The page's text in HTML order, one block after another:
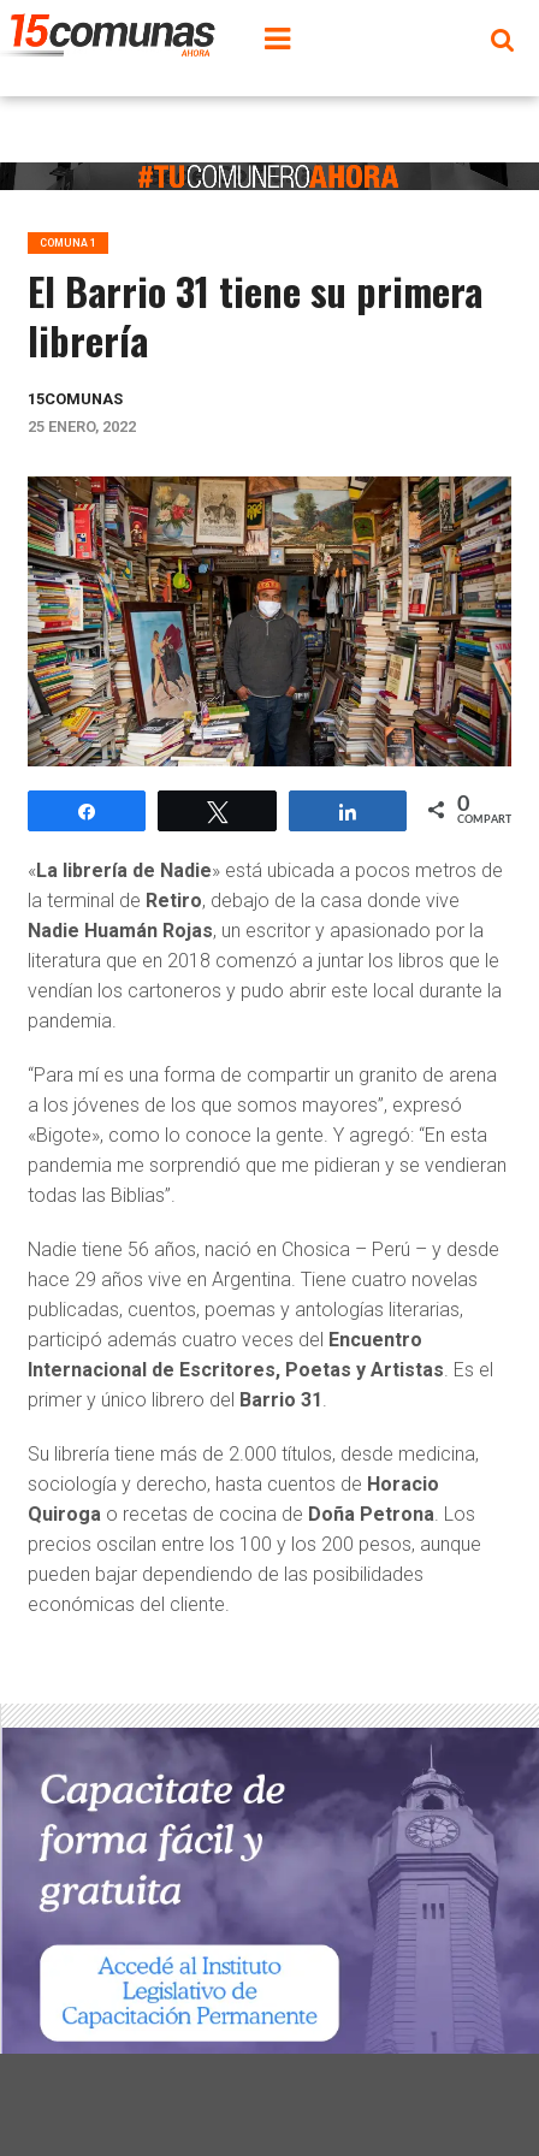
COMUNA 1
El Barrio 31 tiene su primera
librería
15COMUNAS
25 ENERO, 2022
Compartir 0
COMPARTIR
«La librería de Nadie» está ubicada a pocos metros de
la terminal de Retiro, debajo de la casa donde vive
Nadie Huamán Rojas, un escritor y apasionado por la
literatura que en 2018 comenzó a juntar los libros que le
vendían los cartoneros y pudo abrir este local durante la
pandemia.
“Para mí es una forma de compartir un granito de arena
a los jóvenes de los que somos mayores”, expresó
«Bigote», como lo conoce la gente. Y agregó: “En esta
pandemia me sorprendió que me pidieran y se vendieran
todas las Biblias”.
Nadie tiene 56 años, nació en Chosica – Perú – y desde
hace 29 años vive en Argentina. Tiene cuatro novelas
publicadas, cuentos, poemas y antologías literarias,
participó además cuatro veces del Encuentro
Internacional de Escritores, Poetas y Artistas. Es el
primer y único librero del Barrio 31.
Su librería tiene más de 2.000 títulos, desde medicina,
sociología y derecho, hasta cuentos de Horacio
Quirogao recetas de cocina de Doña Petrona. Los
precios oscilan entre los 100 y los 200 pesos, aunque
pueden bajar dependiendo de las posibilidades
económicas del cliente.